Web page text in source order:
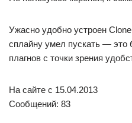
Ужасно удобно устроен
сплайну умел пускать —
плагнов с точки зрения
На сайте c 15.04.2013
Сообщений: 83